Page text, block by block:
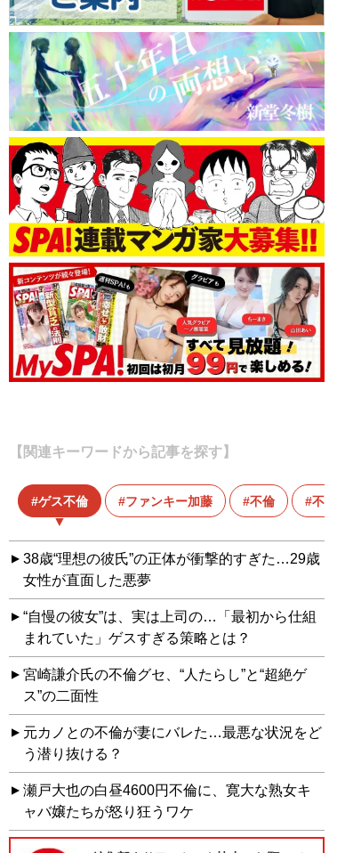
【関連キーワードから記事を探す】
ゲス不倫 ファンキー加藤 不倫 不倫
38歳“理想の彼氏”の正体が衝撃的すぎた…29歳
女性が直面した悪夢
“自慢の彼女”は、実は上司の…「最初から仕組
まれていた」ゲスすぎる策略とは？
宮崎謙介氏の不倫グセ、“人たらし”と“超絶ゲ
ス”の二面性
元カノとの不倫が妻にバレた…最悪な状況をど
う潜り抜ける？
瀬戸大也の白昼4600円不倫に、寛大な熟女キ
ャバ嬢たちが怒り狂うワケ